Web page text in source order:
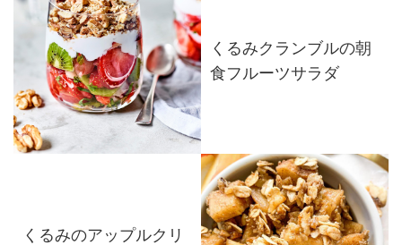
くるみクランブルの朝
食フルーツサラダ
くるみのアップルクリ